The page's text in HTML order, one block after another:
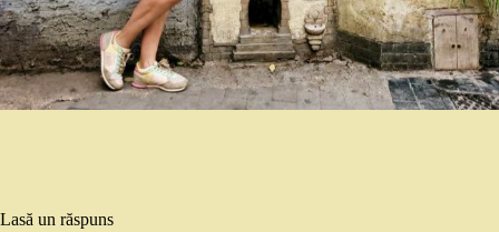
Lasă un răspuns